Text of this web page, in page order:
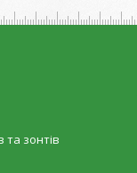
та зонтів